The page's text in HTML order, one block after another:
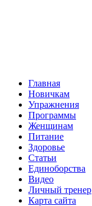
Главная
Новичкам
Упражнения
Программы
Женщинам
Питание
Здоровье
Статьи
Единоборства
Видео
Личный тренер
Карта сайта